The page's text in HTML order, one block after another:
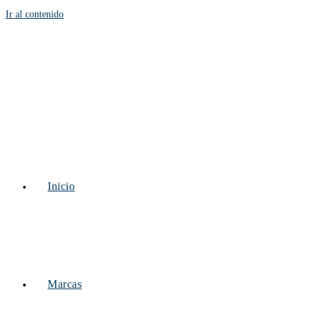
Ir al contenido
Inicio
Marcas